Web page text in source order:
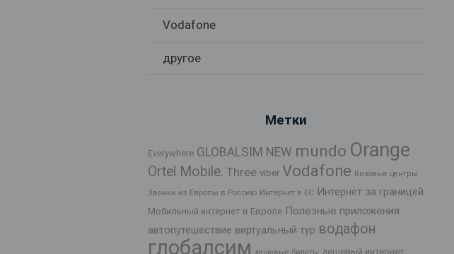
Vodafone
другое
Метки
Everywhere GLOBALSIM NEW mundo Orange
Ortel Mobile. Three viber Vodafone Визовые центры
Звонки из Европы в Россию Интернет в ЕС Интернет за границей
Мобильный интернет в Европе Полезные приложения
автопутешествие виртуальный тур водафон
глобалсим дешевые билеты дешевый интернет